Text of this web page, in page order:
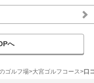
へ
ゴルフ場 大宮ゴルフコース 口